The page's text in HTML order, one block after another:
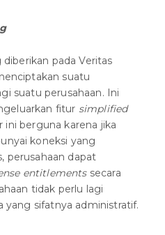
pada Veritas
suatu
suatu perusahaan. Ini
fitur simplified
ini berguna karena jika
koneksi yang
perusahaan dapat
entitlementssecara
tidak perlu lagi
yang sifatnya administratif.